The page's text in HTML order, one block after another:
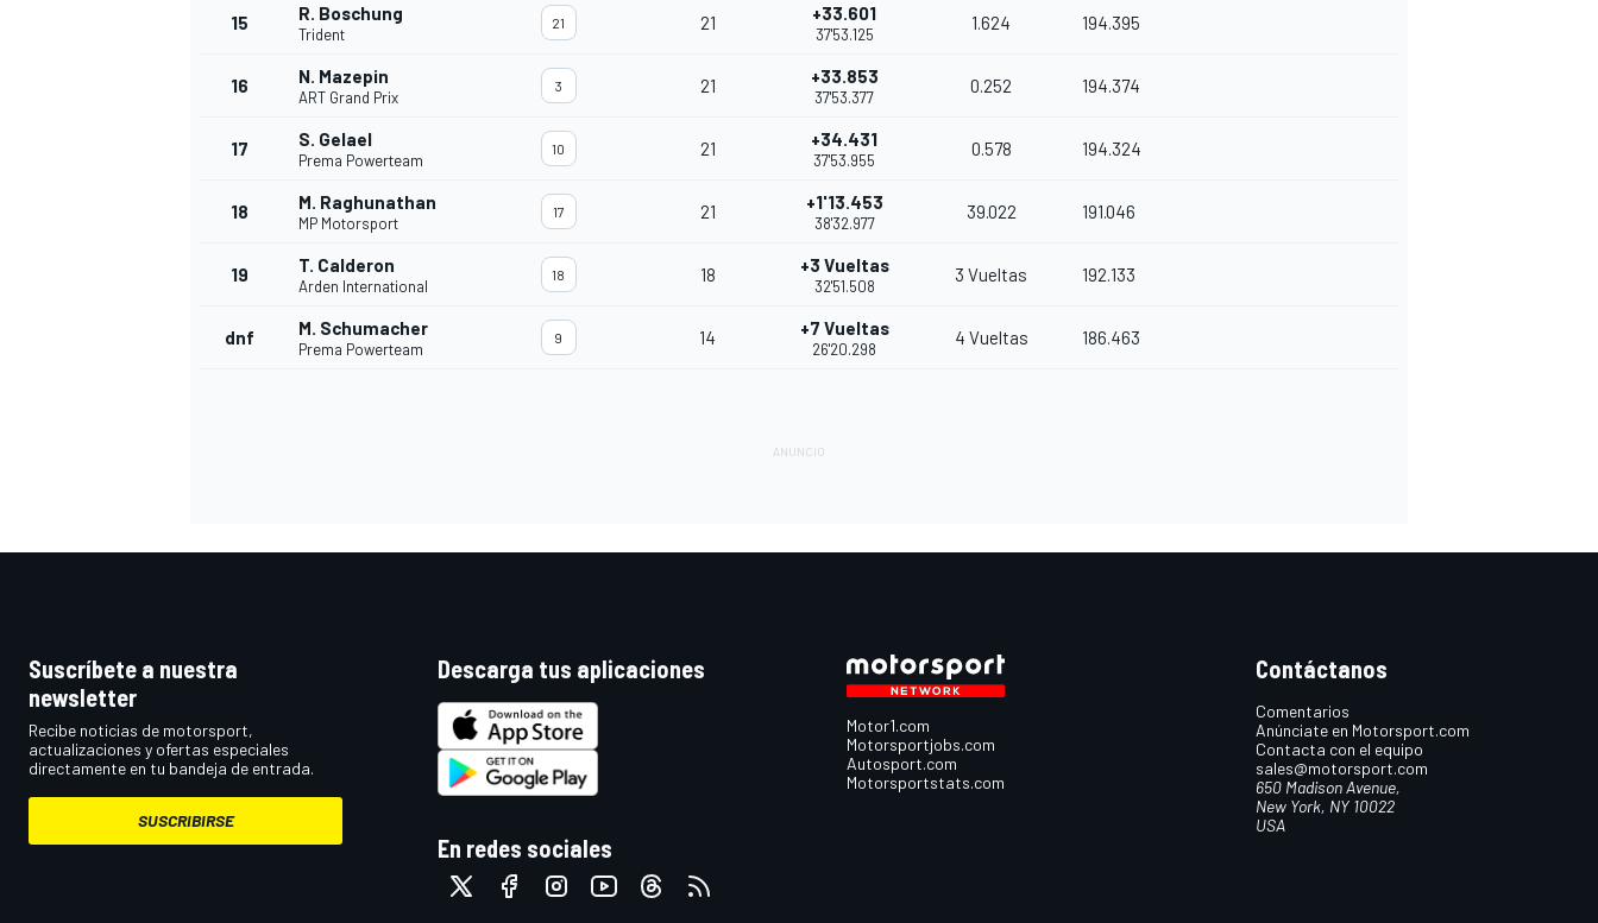
15 R. Boschung
Trident
21 21 +33.601
37'53.125
1.624 194.395
16 N. Mazepin
ART Grand Prix
3 21 +33.853
37'53.377
0.252 194.374
17 S. Gelael
Prema Powerteam
10 21 +34.431
37'53.955
0.578 194.324
18 M. Raghunathan
MP Motorsport
17 21 +1'13.453
38'32.977
39.022 191.046
19 T. Calderon
Arden International
18 18 +3 Vueltas
32'51.508
3 Vueltas 192.133
dnf M. Schumacher
Prema Powerteam
9 14 +7 Vueltas
26'20.298
4 Vueltas 186.463
Suscríbete a nuestra
newsletter
Recibe noticias de motorsport,
actualizaciones y ofertas especiales
directamente en tu bandeja de entrada.
SUSCRIBIRSE
Descarga tus aplicaciones
En redes sociales
Motor1.com
Motorsportjobs.com
Autosport.com
Motorsportstats.com
Contáctanos
Comentarios
Anúnciate en Motorsport.com
Contacta con el equipo
sales@motorsport.com
650 Madison Avenue,
New York, NY 10022
USA